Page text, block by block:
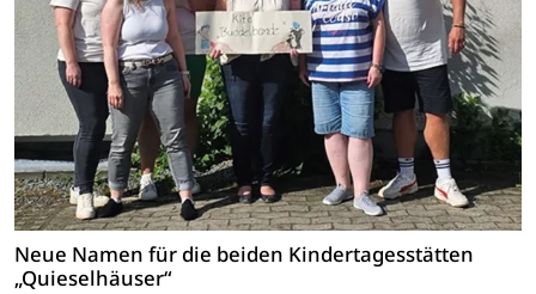
Neue Namen für die beiden Kindertagesstätten
„Quieselhäuser“